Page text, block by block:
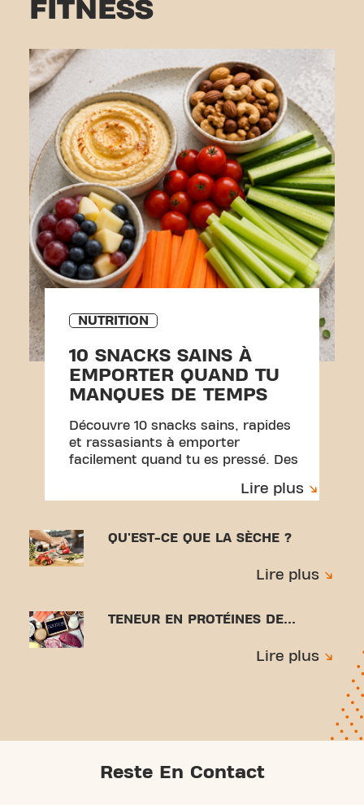
FITNESS
NUTRITION
10 SNACKS SAINS À
EMPORTER QUAND TU
MANQUES DE TEMPS
Découvre 10 snacks sains, rapides
et rassasiants à emporter
facilement quand tu es pressé. Des
énergie et rester régulier dans tes
Lire plus
QU'EST-CE QUE LA SÈCHE ?
Lire plus
TENEUR EN PROTÉINES DE...
Lire plus
Reste En Contact